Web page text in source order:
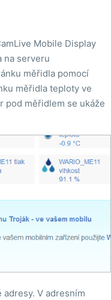
Mobile Display
na serveru
měřidla pomocí
měřidla teploty ve
pod měřidlem se ukáže
V adresním